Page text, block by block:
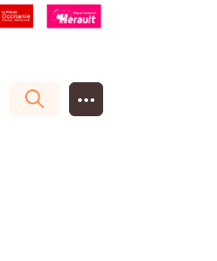
...